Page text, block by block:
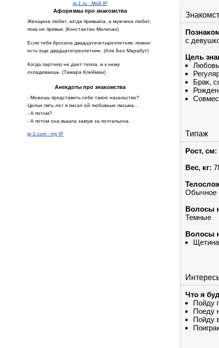
ip-1.ru - Мой IP
Афоризмы про знакомства
Женщина любит, когда привыкла, а мужчина любит,
пока не привык. (Константин Мелихан)
Если тебя бросила двадцатичетырехлетняя, помни:
есть еще двадцатитрехлетние. (Али Бен Марабут)
Когда партнер не дает тепла, и к нему
охладеваешь. (Тамара Клейман)
Анекдоты про знакомства
- Можешь представить себе такое нахальство?
Целых пять лет я писал ей любовные письма...
- А потом?
- А потом она вышла замуж за почтальона.
ip-1.com - my IP
с
Цель
Брак,
Типаж
Рост, см:
Вес, кг:
Обычное
Волосы
Темные
Волосы
Щетина
Что я
Пойду
Поеду
Пойду